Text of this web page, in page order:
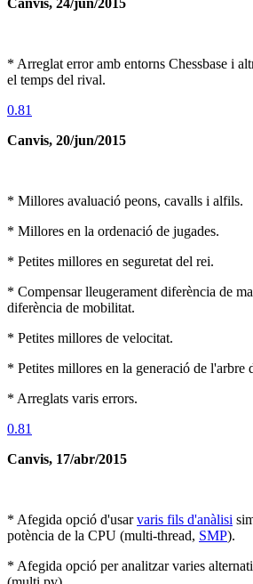
* Arreglat error amb entorns Chessbase i
el temps del rival.
0.81
Canvis, 20/jun/2015
* Millores avaluació peons, cavalls i alfils.
* Millores en la ordenació de jugades.
* Petites millores en seguretat del rei.
* Compensar lleugerament diferència de
diferència de mobilitat.
* Petites millores de velocitat.
* Petites millores en la generació de l'arbre
* Arreglats varis errors.
0.81
Canvis, 17/abr/2015
* Afegida opció d'usarvaris fils d'anàlisi
potència de la CPU (multi-thread, SMP).
* Afegida opció per analitzar varies